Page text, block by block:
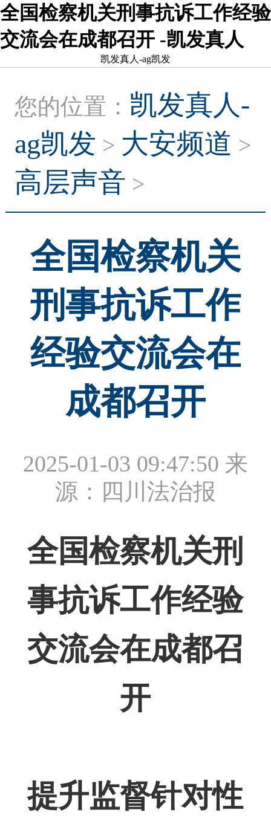
全国检察机关刑事抗诉工作经验
交流会在成都召开 -凯发真人
凯发真人-ag凯发
您的位置： 凯发真人-
ag凯发 > 大安频道 >
高层声音 >
全国检察机关
刑事抗诉工作
经验交流会在
成都召开
2025-01-03 09:47:50 来
源：四川法治报
全国检察机关刑
事抗诉工作经验
交流会在成都召
开
提升监督针对性